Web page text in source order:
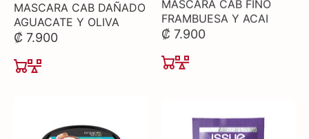
MASCARA CAB DAÑADO
AGUACATE Y OLIVA
₡ 7.900
MASCARA CAB FINO
FRAMBUESA Y ACAI
₡ 7.900